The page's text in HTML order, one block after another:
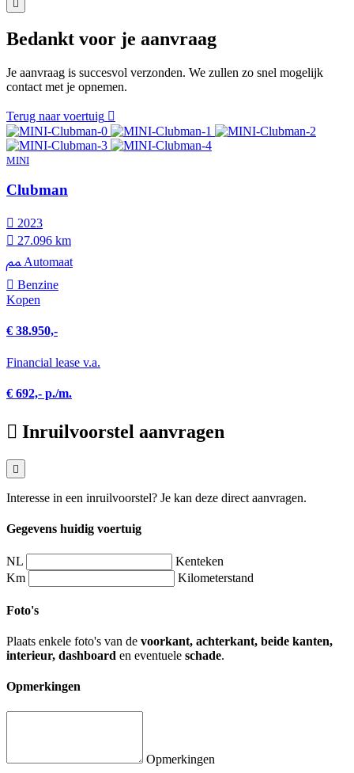
Bedankt voor je aanvraag
Je aanvraag is succesvol verzonden. We zullen zo snel mogelijk
contact met je opnemen.
Terug naar voertuig
MINI
Clubman
2023
27.096 km
Automaat
Benzine
Kopen
€ 38.950,-
Financial lease v.a.
€ 692,- p./m.
Inruilvoorstel aanvragen
Interesse in een inruilvoorstel? Je kan deze direct aanvragen.
Gegevens huidig voertuig
NL
Kenteken
Km
Kilometerstand
Foto's
Plaats enkele foto's van de voorkant, achterkant, beide kanten,
interieur, dashboard en eventuele schade.
Opmerkingen
Opmerkingen